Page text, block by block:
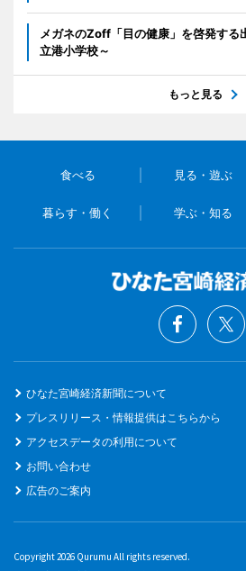
メガネのZoff「目の健康」を啓発する
立港小学校～
もっと見る
食べる 見る・遊ぶ
暮らす・働く 学ぶ・知る
ひなた宮崎経済新聞について
プレスリリース・情報提供はこちらから
アクセスデータの利用について
お問い合わせ
広告のご案内
Copyright 2026 Qurumu All rights reserved.